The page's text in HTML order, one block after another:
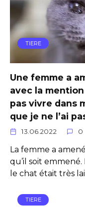
TIERE
Une femme a
avec la
pas vivre dans
que je ne l’ai
13.06.2022 0
La femme a
qu’il soit
le chat était très
TIERE